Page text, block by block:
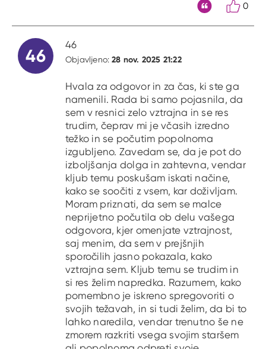
0
46
46
Objavljeno:28 nov. 2025 21:22
Hvala za odgovor in za čas, ki ste ga
namenili. Rada bi samo pojasnila, da
sem v resnici zelo vztrajna in se res
trudim, čeprav mi je včasih izredno
težko in se počutim popolnoma
izgubljeno. Zavedam se, da je pot do
izboljšanja dolga in zahtevna, vendar
kljub temu poskušam iskati načine,
kako se soočiti z vsem, kar doživljam.
Moram priznati, da sem se malce
neprijetno počutila ob delu vašega
odgovora, kjer omenjate vztrajnost,
saj menim, da sem v prejšnjih
sporočilih jasno pokazala, kako
vztrajna sem. Kljub temu se trudim in
si res želim napredka. Razumem, kako
pomembno je iskreno spregovoriti o
svojih težavah, in si tudi želim, da bi to
lahko naredila, vendar trenutno še ne
zmorem razkriti vsega svojim staršem